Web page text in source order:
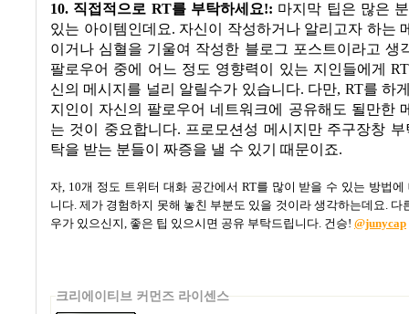
10. 직접적으로 RT를 부탁하세요!: 마지막 팁은 많은
있는 아이템인데요. 자신이 작성하거나 알리고자 하는
이거나 심혈을 기울여 작성한 블로그 포스트이라고 생
팔로우어 중에 어느 정도 영향력이 있는 지인들에게RT
신의 메시지를 널리 알릴수가 있습니다. 다만, RT를 하
지인이 자신의 팔로우어 네트워크에 공유해도 될만한
는 것이 중요합니다. 프로모션성 메시지만 주구장창
탁을 받는 분들이 짜증을 낼 수 있기 때문이죠.
자, 10개 정도 트위터 대화 공간에서 RT를 많이 받을 수 있는 방법에
니다.제가 경험하지 못해 놓친 부분도 있을 것이라 생각하는데요. 다
우가 있으신지, 좋은 팁 있으시면 공유 부탁드립니다. 건승! @junycap
크리에이티브 커먼즈 라이센스